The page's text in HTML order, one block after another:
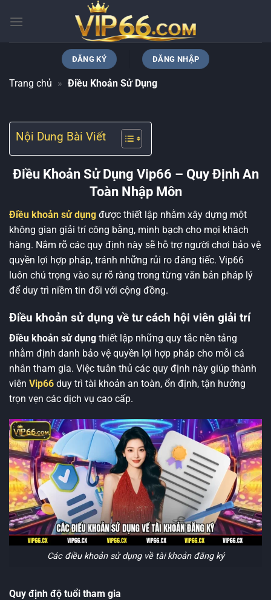
qua
ĐĂNG KÝ ĐĂNG NHẬP
Trang chủ » Điều Khoản Sử Dụng
Nội Dung Bài Viết
Điều Khoản Sử Dụng Vip66 – Quy Định An
Toàn Nhập Môn
Điều khoản sử dụng được thiết lập nhằm xây dựng một
không gian giải trí công bằng, minh bạch cho mọi khách
hàng. Nắm rõ các quy định này sẽ hỗ trợ người chơi bảo vệ
quyền lợi hợp pháp, tránh những rủi ro đáng tiếc. Vip66
luôn chú trọng vào sự rõ ràng trong từng văn bản pháp lý
để duy trì niềm tin đối với cộng đồng.
Điều khoản sử dụng về tư cách hội viên giải trí
Điều khoản sử dụng thiết lập những quy tắc nền tảng
nhằm định danh bảo vệ quyền lợi hợp pháp cho mỗi cá
nhân tham gia. Việc tuân thủ các quy định này giúp thành
viên Vip66 duy trì tài khoản an toàn, ổn định, tận hưởng
trọn vẹn các dịch vụ cao cấp.
Các điều khoản sử dụng về tài khoản đăng ký
Quy định độ tuổi tham gia